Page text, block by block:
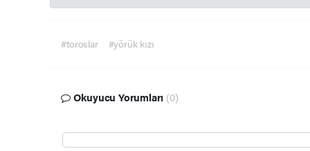
#toroslar #yörük kızı
Okuyucu Yorumları (0)